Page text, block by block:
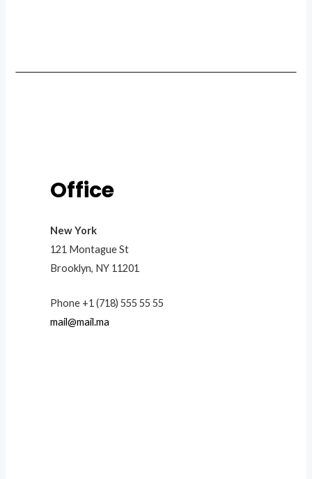
Office
New York
121 Montague St
Brooklyn, NY 11201
Phone +1 (718) 555 55 55
mail@mail.ma